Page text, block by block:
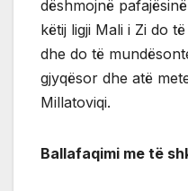
dëshmojnë
këtij ligji Mali i Zi do
dhe do të
gjyqësor dhe atë
Millatoviqi.
Ballafaqimi me të